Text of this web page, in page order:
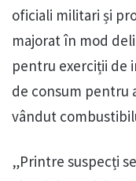
oficiali militari și
majorat în mod
pentru exerciții de
de consum pentru
vândut
„Printre suspecți